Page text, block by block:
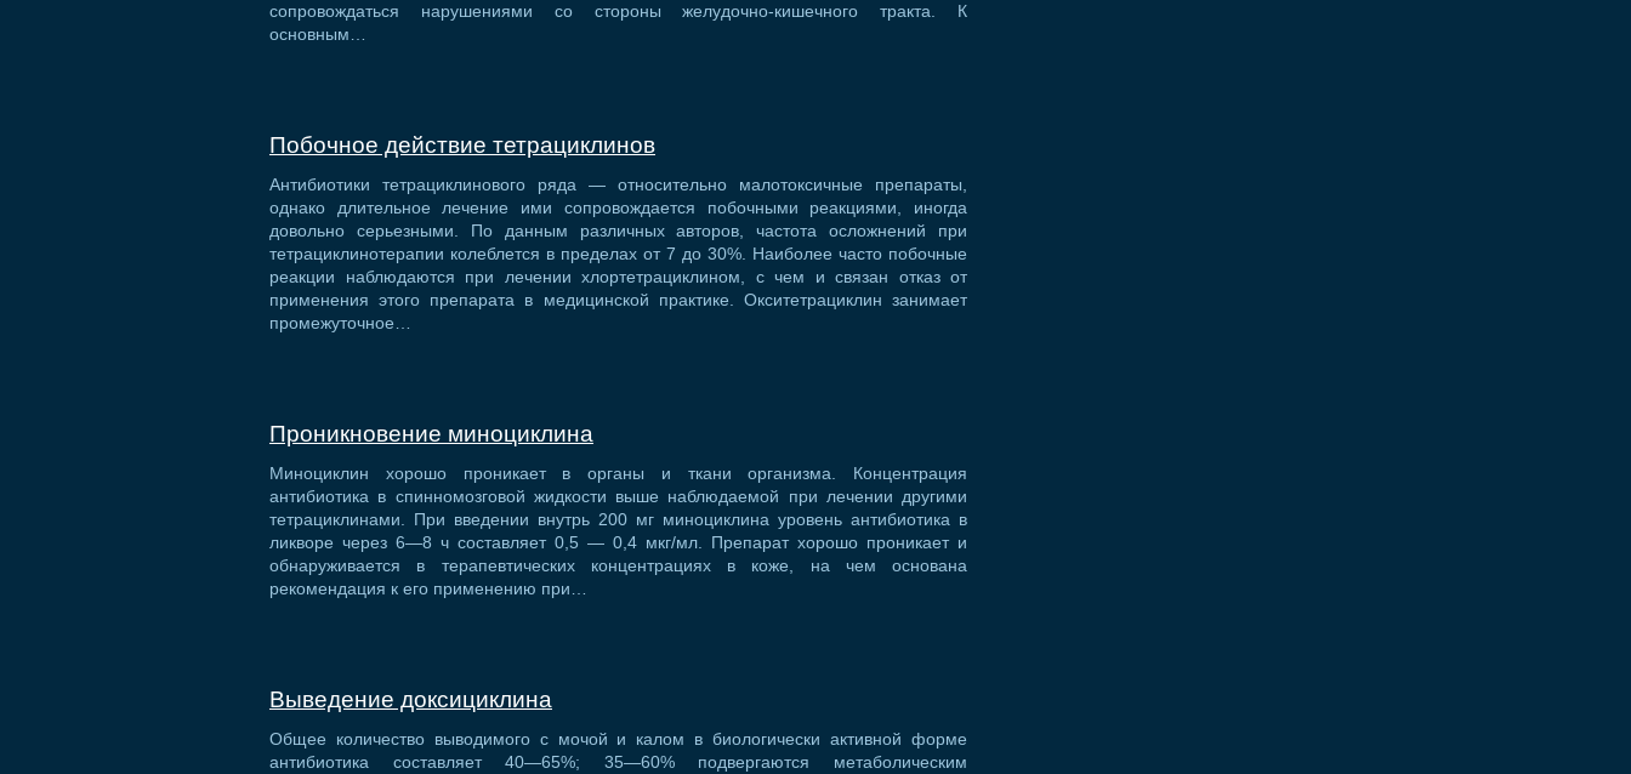
сопровождаться нарушениями со стороны желудочно-кишечного тракта. К
основным…
Побочное действие тетрациклинов
Антибиотики тетрациклинового ряда — относительно малотоксичные препараты,
однако длительное лечение ими сопровождается побочными реакциями, иногда
довольно серьезными. По данным различных авторов, частота осложнений при
тетрациклинотерапии колеблется в пределах от 7 до 30%. Наиболее часто побочные
реакции наблюдаются при лечении хлортетрациклином, с чем и связан отказ от
применения этого препарата в медицинской практике. Окситетрациклин занимает
промежуточное…
Проникновение миноциклина
Миноциклин хорошо проникает в органы и ткани организма. Концентрация
антибиотика в спинномозговой жидкости выше наблюдаемой при лечении другими
тетрациклинами. При введении внутрь 200 мг миноциклина уровень антибиотика в
ликворе через 6—8 ч составляет 0,5 — 0,4 мкг/мл. Препарат хорошо проникает и
обнаруживается в терапевтических концентрациях в коже, на чем основана
рекомендация к его применению при…
Выведение доксициклина
Общее количество выводимого с мочой и калом в биологически активной форме
антибиотика составляет 40—65%; 35—60% подвергаются метаболическим